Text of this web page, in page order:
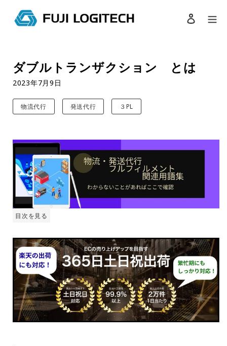
検索
ログイン
ダブルトランザクション とは
2023年7月9日
物流代行 発送代行 ３PL
目次を見る